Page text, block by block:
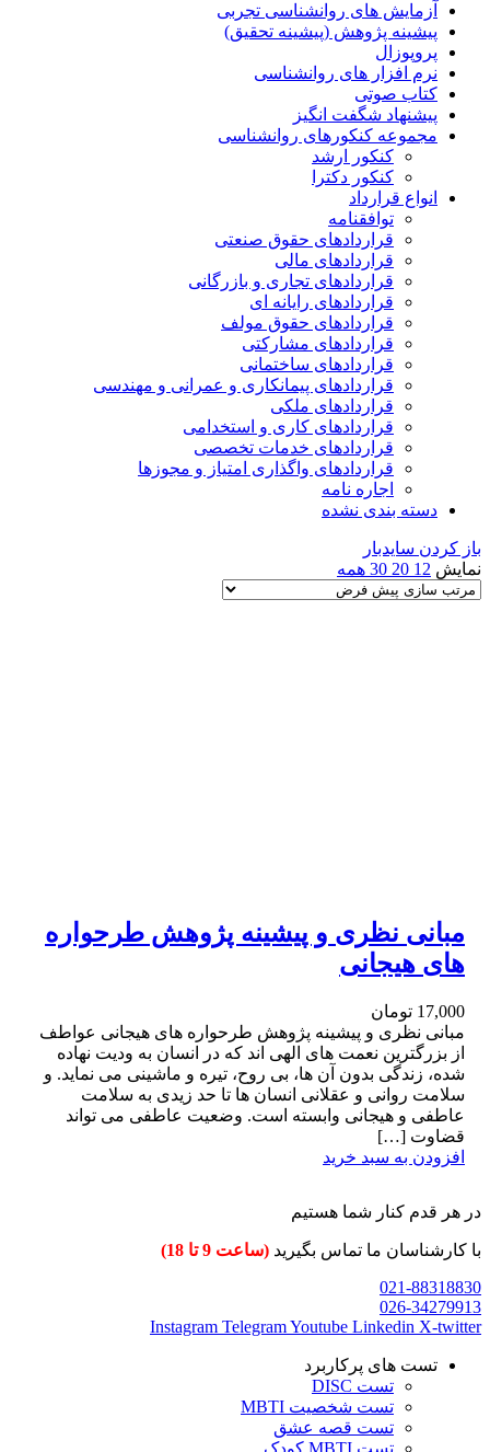
آزمایش های روانشناسی تجربی
پیشینه پژوهش (پیشینه تحقیق)
پروپوزال
نرم افزار های روانشناسی
کتاب صوتی
پیشنهاد شگفت انگیز
مجموعه کنکورهای روانشناسی
کنکور ارشد
کنکور دکترا
انواع قرارداد
توافقنامه
قراردادهای حقوق صنعتی
قراردادهای مالی
قراردادهای تجاری و بازرگانی
قراردادهای رایانه ای
قراردادهای حقوق مولف
قراردادهای مشارکتی
قراردادهای ساختمانی
قراردادهای پیمانکاری و عمرانی و مهندسی
قراردادهای ملکی
قراردادهای کاری و استخدامی
قراردادهای خدمات تخصصی
قراردادهای واگذاری امتیاز و مجوزها
اجاره نامه
دسته بندی نشده
باز کردن سایدبار
نمایش 12
20
30 همه
مبانی نظری و پیشینه پژوهش طرحواره
های هیجانی
17,000 تومان
مبانی نظری و پیشینه پژوهش طرحواره های هیجانی عواطف
از بزرگترین نعمت های الهی اند که در انسان به ودیت نهاده
شده، زندگی بدون آن ها، بی روح، تیره و ماشینی می نماید. و
سلامت روانی و عقلانی انسان ها تا حد زیدی به سلامت
عاطفی و هیجانی وابسته است. وضعیت عاطفی می تواند
قضاوت […]
افزودن به سبد خرید
در هر قدم کنار شما هستیم
با کارشناسان ما تماس بگیرید (ساعت 9 تا 18)
021-88318830
026-34279913
Instagram TelegramYoutube Linkedin X-twitter
تست های پرکاربرد
تست DISC
تست شخصیت MBTI
تست قصه عشق
تست MBTI کودک